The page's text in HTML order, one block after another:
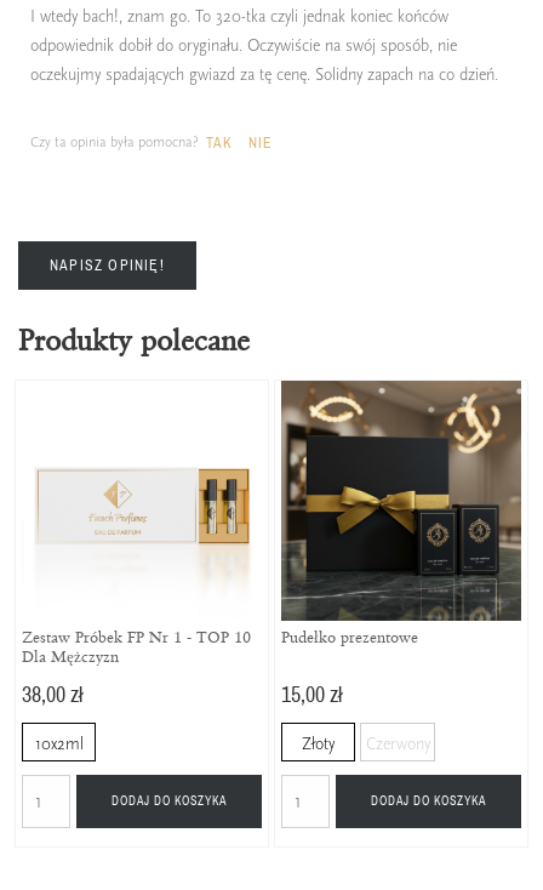
I wtedy bach!, znam go. To 320-tka czyli jednak koniec końców
odpowiednik dobił do oryginału. Oczywiście na swój sposób, nie
oczekujmy spadających gwiazd za tę cenę. Solidny zapach na co dzień.
Czy ta opinia była pomocna? TAK NIE
NAPISZ OPINIĘ!
Produkty polecane
Zestaw Próbek FP Nr 1 - TOP 10
Dla Mężczyzn
38,00 zł
10x2ml
DODAJ DO KOSZYKA
Pudełko prezentowe
15,00 zł
Złoty Czerwony
DODAJ DO KOSZYKA